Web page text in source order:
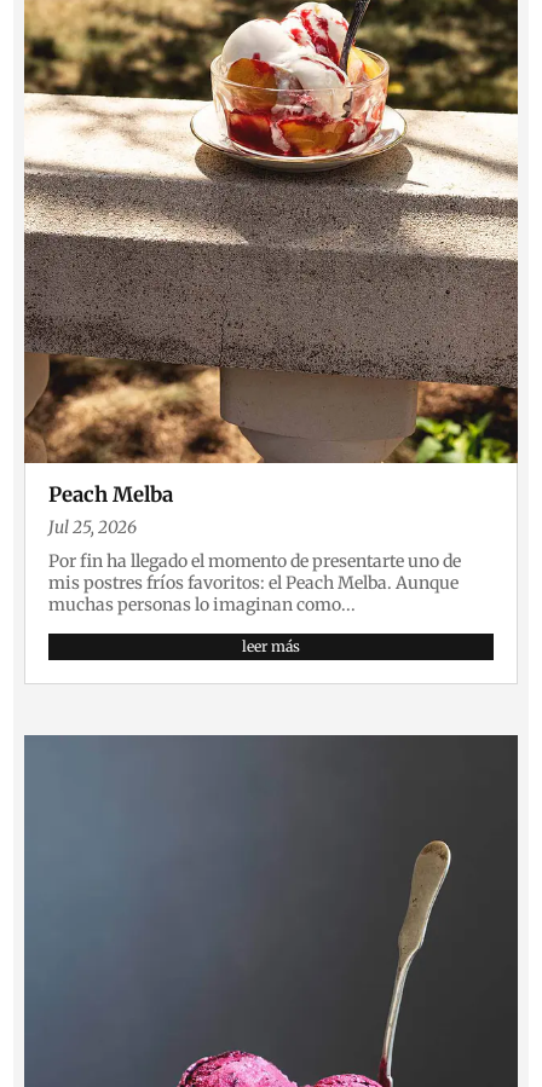
Peach Melba
Jul 25, 2026
Por fin ha llegado el momento de presentarte uno de
mis postres fríos favoritos: el Peach Melba. Aunque
muchas personas lo imaginan como...
leer más